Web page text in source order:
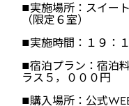
■実施場所：スイー
（限定６室）
■実施時間：１９：
■宿泊プラン：宿泊
ラス５，０００円
■購入場所：公式